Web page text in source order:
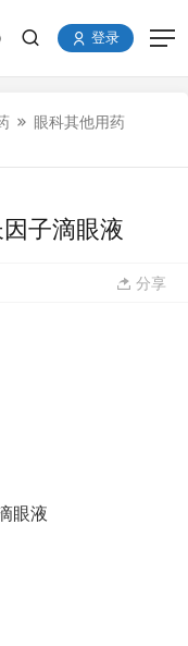
登录
眼科其他用药
子滴眼液
分享
眼液